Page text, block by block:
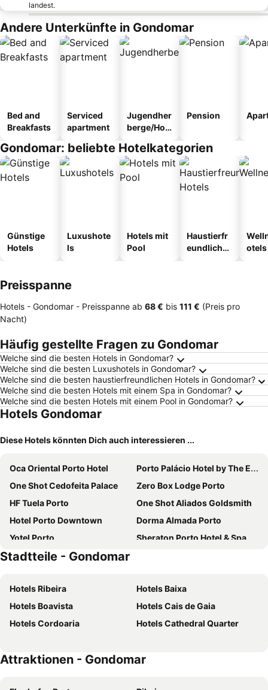
landest.
Andere Unterkünfte in Gondomar
Bed and
Breakfasts
Serviced
apartment
Jugendher
berge/Hos
Pension
Gondomar: beliebte Hotelkategorien
Günstige
Hotels
Luxushote
ls
Hotels mit
Pool
Haustierfr
eundliche
otels
Preisspanne
Hotels - Gondomar - Preisspanne ab ‎68 € bis ‎111 € (Preis pro
Nacht)
Häufig gestellte Fragen zu Gondomar
Welche sind die besten Hotels in Gondomar?
Welche sind die besten Luxushotels in Gondomar?
Welche sind die besten haustierfreundlichen Hotels in Gondomar?
Welche sind die besten Hotels mit einem Spa in Gondomar?
Welche sind die besten Hotels mit einem Pool in Gondomar?
Hotels Gondomar
Diese Hotels könnten Dich auch interessieren ...
Oca Oriental Porto Hotel
Porto Palácio Hotel by The Editory
One Shot Cedofeita Palace
Zero Box Lodge Porto
HF Tuela Porto
One Shot Aliados Goldsmith
Hotel Porto Downtown
Dorma Almada Porto
Yotel Porto
Sheraton Porto Hotel & Spa
Stay Hotel Porto Aeroporto
Moov Hotel Porto Centro
Grande Hotel do Porto
Acta The Avenue
Oca Vitória Village
NH Porto Jardim
HF Ipanema Park
Park Hotel Porto Aeroporto
HF Ipanema Porto
Stadtteile - Gondomar
Hotels Ribeira
Hotels Baixa
Hotels Boavista
Hotels Cais de Gaia
Hotels Cordoaria
Hotels Cathedral Quarter
Attraktionen - Gondomar